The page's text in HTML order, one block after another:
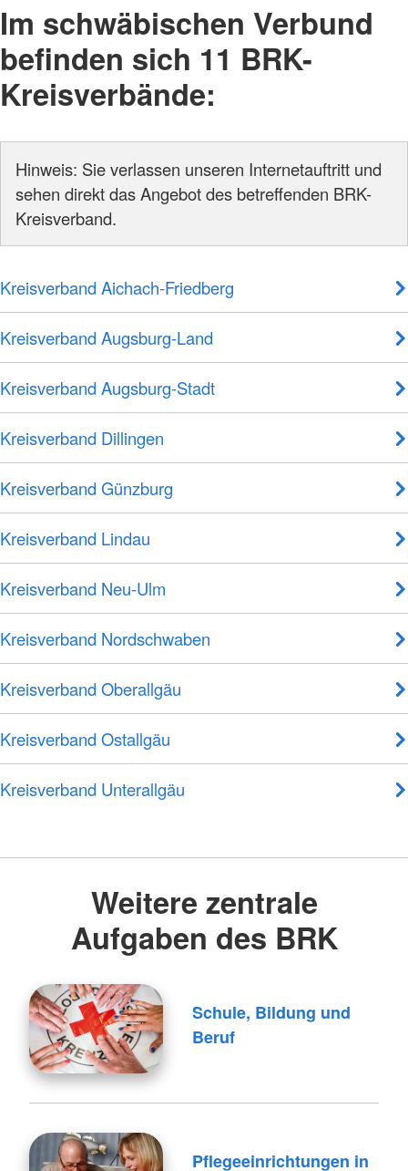
Im schwäbischen Verbund
befinden sich 11 BRK-
Kreisverbände:
Hinweis: Sie verlassen unseren Internetauftritt und
sehen direkt das Angebot des betreffenden BRK-
Kreisverband.
Kreisverband Aichach-Friedberg
Kreisverband Augsburg-Land
Kreisverband Augsburg-Stadt
Kreisverband Dillingen
Kreisverband Günzburg
Kreisverband Lindau
Kreisverband Neu-Ulm
Kreisverband Nordschwaben
Kreisverband Oberallgäu
Kreisverband Ostallgäu
Kreisverband Unterallgäu
Weitere zentrale
Aufgaben des BRK
Schule, Bildung und
Beruf
Pflegeeinrichtungen in